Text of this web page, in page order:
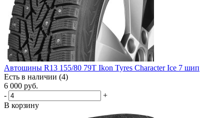
Автошины R13 155/80 79T Ikon Tyres Character Ice 7 шип
Есть в наличии (4)
6 000 руб.
-
+
В корзину